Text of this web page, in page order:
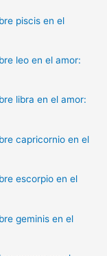
piscis en el
leo en el amor:
libra en el amor:
capricornio en el
escorpio en el
geminis en el